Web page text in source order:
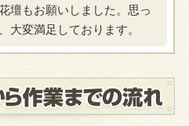
壇もお願いしました。思っ
大変満足しております。